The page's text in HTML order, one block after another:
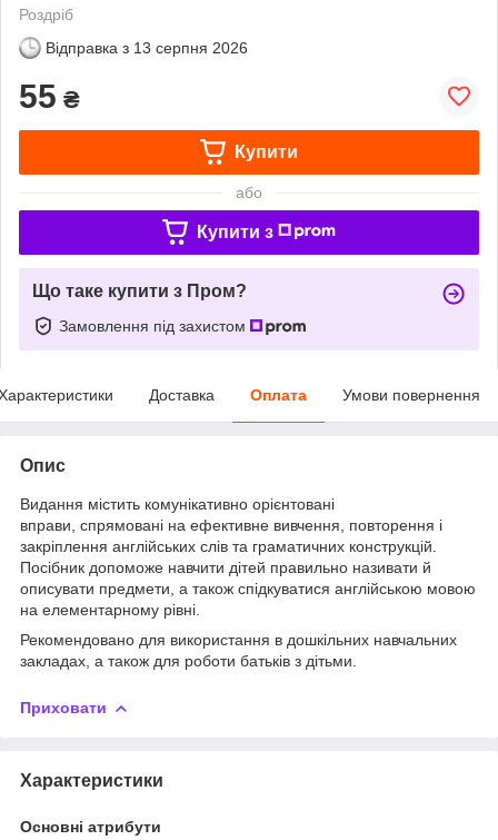
Роздріб
Відправка з 13 серпня 2026
55 ₴
Купити
або
Купити з
Що таке купити з Пром?
Замовлення під захистом
Доставка Оплата Умови повернення
Опис
Видання містить комунікативно орієнтовані
вправи, спрямовані на ефективне вивчення, повторення і
закріплення англійських слів та граматичних конструкцій.
Посібник допоможе навчити дітей правильно називати й
описувати предмети, а також спідкуватися англійською мовою
на елементарному рівні.
Рекомендовано для використання в дошкільних навчальних
закладах, а також для роботи батьків з дітьми.
Приховати
Характеристики
Основні атрибути